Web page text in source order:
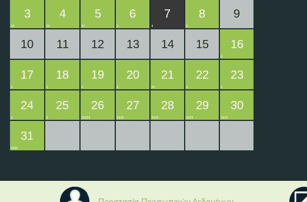
3 4 5 6 7 8 9
10 11 12 13 14 15 16
17 18 19 20 21 22 23
24 25 26 27 28 29 30
31